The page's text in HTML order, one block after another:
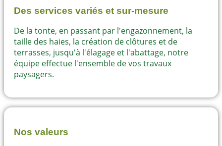
Des services variés et sur-mesure
De la tonte, en passant par l'engazonnement, la
taille des haies, la création de clôtures et de
terrasses, jusqu'à l'élagage et l'abattage, notre
équipe effectue l'ensemble de vos travaux
paysagers.
Nos valeurs